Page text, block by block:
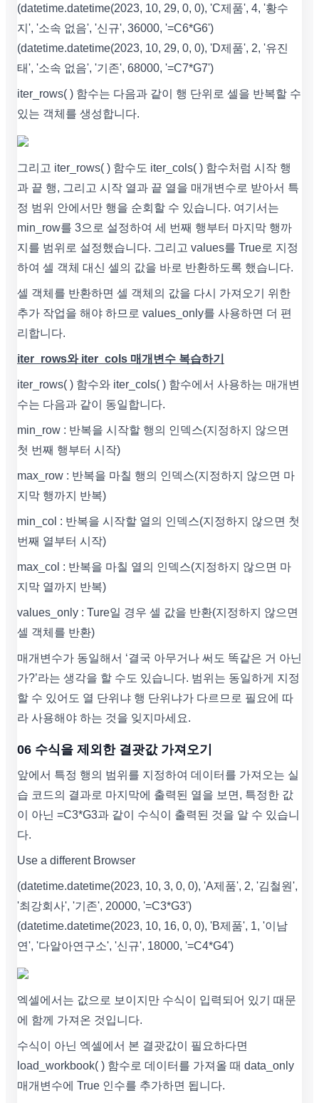
(datetime.datetime(2023, 10, 29, 0, 0), 'C제품', 4, '황수
지', '소속 없음', '신규', 36000, '=C6*G6')
(datetime.datetime(2023, 10, 29, 0, 0), 'D제품', 2, '유진
태', '소속 없음', '기존', 68000, '=C7*G7')
iter_rows( ) 함수는 다음과 같이 행 단위로 셀을 반복할 수
있는 객체를 생성합니다.
그리고 iter_rows( ) 함수도 iter_cols( ) 함수처럼 시작 행
과 끝 행, 그리고 시작 열과 끝 열을 매개변수로 받아서 특
정 범위 안에서만 행을 순회할 수 있습니다. 여기서는
min_row를 3으로 설정하여 세 번째 행부터 마지막 행까
지를 범위로 설정했습니다. 그리고 values를 True로 지정
하여 셀 객체 대신 셀의 값을 바로 반환하도록 했습니다.
셀 객체를 반환하면 셀 객체의 값을 다시 가져오기 위한
추가 작업을 해야 하므로 values_only를 사용하면 더 편
리합니다.
iter_rows와 iter_cols 매개변수 복습하기
iter_rows( ) 함수와 iter_cols( ) 함수에서 사용하는 매개변
수는 다음과 같이 동일합니다.
min_row : 반복을 시작할 행의 인덱스(지정하지 않으면
첫 번째 행부터 시작)
max_row : 반복을 마칠 행의 인덱스(지정하지 않으면 마
지막 행까지 반복)
min_col : 반복을 시작할 열의 인덱스(지정하지 않으면 첫
번째 열부터 시작)
max_col : 반복을 마칠 열의 인덱스(지정하지 않으면 마
지막 열까지 반복)
values_only : Ture일 경우 셀 값을 반환(지정하지 않으면
셀 객체를 반환)
매개변수가 동일해서 ‘결국 아무거나 써도 똑같은 거 아닌
가?’라는 생각을 할 수도 있습니다. 범위는 동일하게 지정
할 수 있어도 열 단위냐 행 단위냐가 다르므로 필요에 따
라 사용해야 하는 것을 잊지마세요.
06 수식을 제외한 결괏값 가져오기
앞에서 특정 행의 범위를 지정하여 데이터를 가져오는 실
습 코드의 결과로 마지막에 출력된 열을 보면, 특정한 값
이 아닌 =C3*G3과 같이 수식이 출력된 것을 알 수 있습니
다.
Use a different Browser
(datetime.datetime(2023, 10, 3, 0, 0), 'A제품', 2, '김철원',
'최강회사', '기존', 20000, '=C3*G3')
(datetime.datetime(2023, 10, 16, 0, 0), 'B제품', 1, '이남
연', '다알아연구소', '신규', 18000, '=C4*G4')
엑셀에서는 값으로 보이지만 수식이 입력되어 있기 때문
에 함께 가져온 것입니다.
수식이 아닌 엑셀에서 본 결괏값이 필요하다면
load_workbook( ) 함수로 데이터를 가져올 때 data_only
매개변수에 True 인수를 추가하면 됩니다.